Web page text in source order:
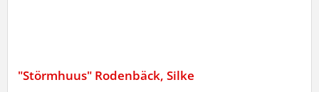
"Störmhuus" Rodenbäck, Silke